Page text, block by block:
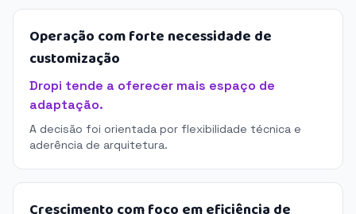
Operação com forte necessidade de
customização
Dropi tende a oferecer mais espaço de
adaptação.
A decisão foi orientada por flexibilidade técnica e
aderência de arquitetura.